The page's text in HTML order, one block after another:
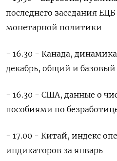
последнего заседания
монетарной политики
- 16.30 - Канада,
декабрь, общий и базовый
- 16.30 - США, данные о
пособиями по
- 17.00 - Китай, индекс
индикаторов за январь